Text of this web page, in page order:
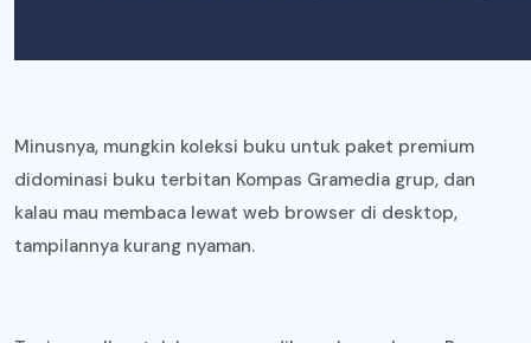
Minusnya, mungkin koleksi buku untuk paket premium
didominasi buku terbitan Kompas Gramedia grup, dan
kalau mau membaca lewat web browser di desktop,
tampilannya kurang nyaman.